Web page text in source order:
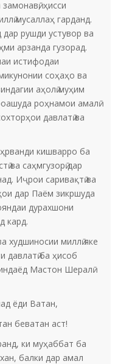
ҳисси
мусаллаҳ гарданд.
рушди устувор ва
арзанда гузорад.
истифодаи
соҳаҳо ва
аҳолӣ муҳим
роҳнамои амалӣ
давлатӣ ва
кишварро ба
ва саҳмгузорӣ дар
Иҷрои саривақтӣ ва
дар Паём зикршуда
дурахшони
кард.
худшиносии миллӣ яке
давлатӣ ба ҳисоб
Мастон Шералӣ
ёди Ватан,
беватан аст!
ки муҳаббат ба
балки дар амал